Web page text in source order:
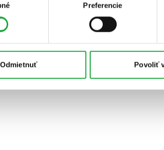
Preferencie
Odmietnuť Povoliť